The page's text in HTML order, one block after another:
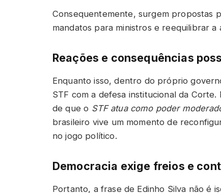
Consequentemente, surgem propostas
mandatos para ministros e reequilibrar
Reações e consequências
Enquanto isso, dentro do próprio
STF com a defesa institucional da
de que o STF atua como poder
brasileiro vive um momento de
no jogo político.
Democracia exige freios e
Portanto, a frase de Edinho Silva não é